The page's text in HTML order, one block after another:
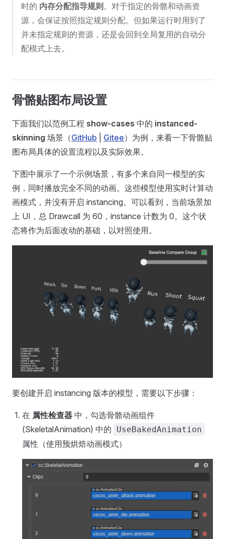
时的 内存分配指导规则。对于指定的骨骼和动画资
源，会保证按照指定规则分配。但如果运行时用到了
并未指定规则的资源，还是会回到全局复用的自动分
配模式上去。
骨骼贴图布局设置
下面我们以范例工程 show-cases 中的 instanced-
skinning 场景（GitHub Gitee）为例，来看一下骨骼贴
图布局具体的设置流程以及实际效果。
下图中展示了一个示例场景，有多个来自同一模型的实
例，同时播放完全不同的动画。这些模型使用实时计算动
画模式，并没有开启 instancing。可以看到，当前场景加
上 UI，总 Drawcall 为 60，instance 计数为 0。这个状
态将作为后面改动的基础，以对照使用。
要创建开启 instancing 版本的模型，需要以下步骤：
在 属性检查器 中，勾选骨骼动画组件
(SkeletalAnimation) 中的
UseBakedAnimation
属性（使用预烘焙动画模式）